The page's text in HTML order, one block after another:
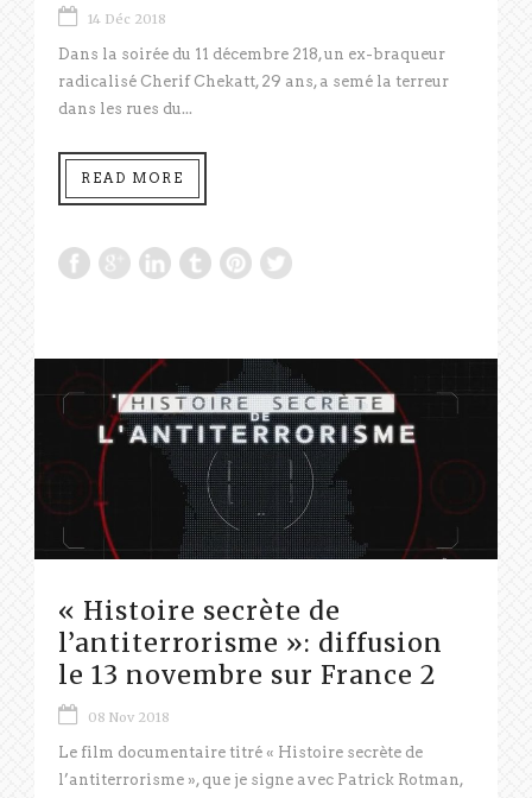
14 Déc 2018
Dans la soirée du 11 décembre 218, un ex-braqueur
radicalisé Cherif Chekatt, 29 ans, a semé la terreur
dans les rues du...
READ MORE
« Histoire secrète de
l’antiterrorisme »: diffusion
le 13 novembre sur France 2
08 Nov 2018
Le film documentaire titré « Histoire secrète de
l’antiterrorisme », que je signe avec Patrick Rotman,